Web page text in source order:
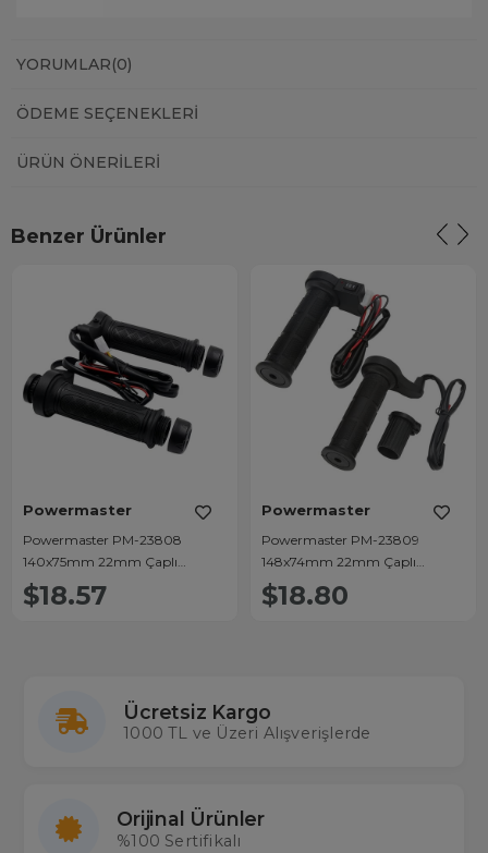
YORUMLAR(0)
ÖDEME SEÇENEKLERI
ÜRÜN ÖNERILERI
Benzer Ürünler
Powermaster
Powermaster PM-23808
140x75mm 22mm Çaplı
Motosiklet Gidon El Isıtıcı
$18.57
Powermaster
Powermaster PM-23809
148x74mm 22mm Çaplı
Motosiklet Gidon El Isıtıcı
$18.80
Ücretsiz Kargo
1000 TL ve Üzeri Alışverişlerde
Orijinal Ürünler
%100 Sertifikalı